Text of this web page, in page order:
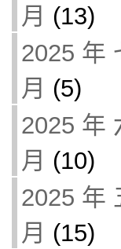
月 (13)
2025 年
月 (5)
2025 年
月 (10)
2025 年
月 (15)